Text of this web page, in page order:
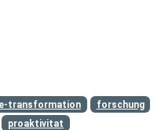
transformation
forschung
proaktivitat